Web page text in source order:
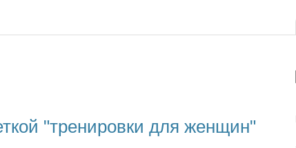
"тренировки для женщин"